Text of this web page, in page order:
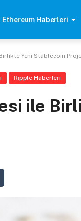
Ethereum Haberleri
Yeni Stablecoin
Ripple Haberleri
ile